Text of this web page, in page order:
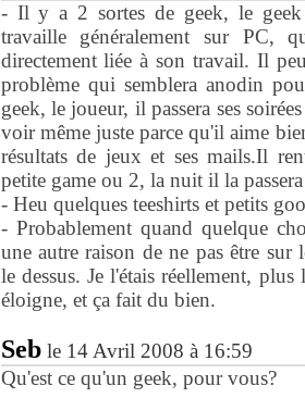
- Il y a 2 sortes de geek, le geek
travaille généralement sur PC,
directement liée à son travail. Il
problème qui semblera anodin
geek, le joueur, il passera ses
voir même juste parce qu'il aime
résultats de jeux et ses mails.Il
petite game ou 2, la nuit il la
- Heu quelques teeshirts et petits
- Probablement quand quelque
une autre raison de ne pas être sur
le dessus. Je l'étais réellement,
éloigne, et ça fait du bien.
Seble 14 Avril 2008 à 16:59
Qu'est ce qu'un geek, pour vous?